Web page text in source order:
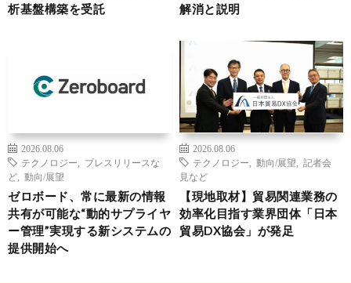
析基盤構築を受託
解消と説明
2026.08.06
テクノロジー
プレスリリースな
ど
動向/展望
ゼロボード、常に最新の情報
共有が可能な“動的サプライヤ
ー管理”実現する新システムの
提供開始へ
2026.08.06
テクノロジー
動向/展望
記者会
見など
【現地取材】貿易関連業務の
効率化目指す業界団体「日本
貿易DX協会」が発足